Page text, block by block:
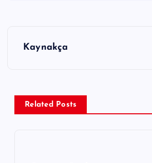
e
Kaynakça
Related Posts